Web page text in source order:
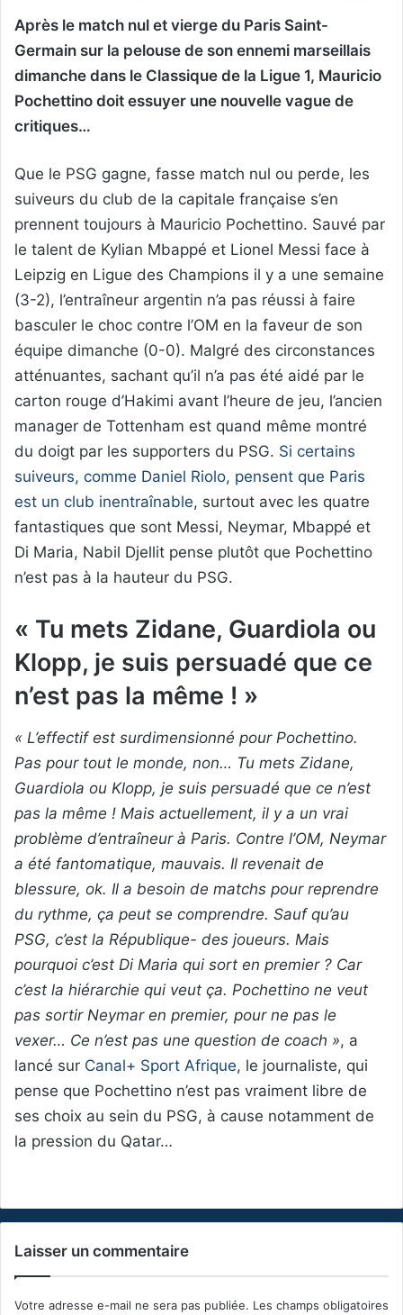
Après le match nul et vierge du Paris Saint-
Germain sur la pelouse de son ennemi marseillais
dimanche dans le Classique de la Ligue 1, Mauricio
Pochettino doit essuyer une nouvelle vague de
critiques…
Que le PSG gagne, fasse match nul ou perde, les
suiveurs du club de la capitale française s’en
prennent toujours à Mauricio Pochettino. Sauvé par
le talent de Kylian Mbappé et Lionel Messi face à
Leipzig en Ligue des Champions il y a une semaine
(3-2), l’entraîneur argentin n’a pas réussi à faire
basculer le choc contre l’OM en la faveur de son
équipe dimanche (0-0). Malgré des circonstances
atténuantes, sachant qu’il n’a pas été aidé par le
carton rouge d’Hakimi avant l’heure de jeu, l’ancien
manager de Tottenham est quand même montré
du doigt par les supporters du PSG. Si certains
suiveurs, comme Daniel Riolo, pensent que Paris
est un club inentraînable, surtout avec les quatre
fantastiques que sont Messi, Neymar, Mbappé et
Di Maria, Nabil Djellit pense plutôt que Pochettino
n’est pas à la hauteur du PSG.
« Tu mets Zidane, Guardiola ou
Klopp, je suis persuadé que ce
n’est pas la même ! »
« L’effectif est surdimensionné pour Pochettino.
Pas pour tout le monde, non… Tu mets Zidane,
Guardiola ou Klopp, je suis persuadé que ce n’est
pas la même ! Mais actuellement, il y a un vrai
problème d’entraîneur à Paris. Contre l’OM, Neymar
a été fantomatique, mauvais. Il revenait de
blessure, ok. Il a besoin de matchs pour reprendre
du rythme, ça peut se comprendre. Sauf qu’au
PSG, c’est la République- des joueurs. Mais
pourquoi c’est Di Maria qui sort en premier ? Car
c’est la hiérarchie qui veut ça. Pochettino ne veut
pas sortir Neymar en premier, pour ne pas le
vexer… Ce n’est pas une question de coach », a
lancé sur Canal+ Sport Afrique, le journaliste, qui
pense que Pochettino n’est pas vraiment libre de
ses choix au sein du PSG, à cause notamment de
la pression du Qatar…
Laisser un commentaire
Votre adresse e-mail ne sera pas publiée. Les champs obligatoires